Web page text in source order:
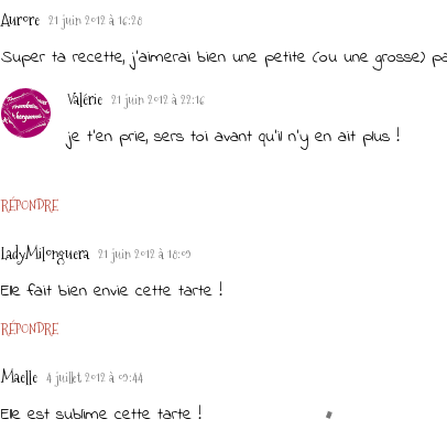
Aurore 21 juin 2012 à 16:28
Super ta recette, j'aimerai bien une petite (ou une grosse)
RÉPONDRE
Valérie 21 juin 2012 à 22:16
je t'en prie, sers toi avant qu'il n'y en ait plus !
LadyMilonguera 21 juin 2012 à 18:09
Elle fait bien envie cette tarte !
RÉPONDRE
Maelle 4 juillet 2012 à 09:44
Elle est sublime cette tarte !